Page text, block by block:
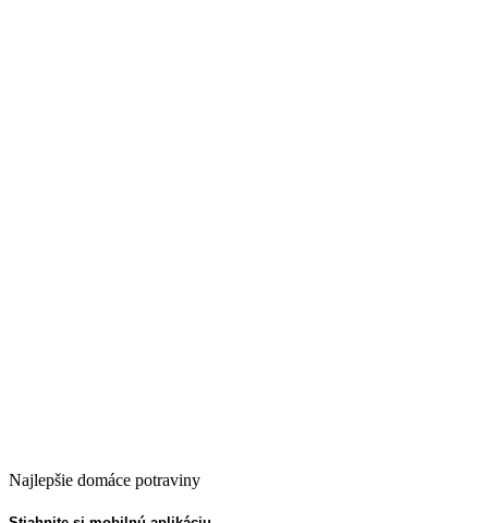
Najlepšie domáce potraviny